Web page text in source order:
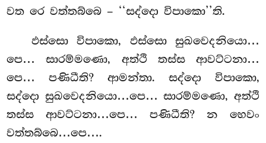
වත රෙ වත්තබ්බෙ – ‘‘සද්දො විපාකො’’ති.
ඵස්සො විපාකො, ඵස්සො සුඛවෙදනියො…
පෙ… සාරම්මණො, අත්ථි තස්ස ආවට්ටනා…
පෙ… පණිධීති? ආමන්තා. සද්දො විපාකො,
සද්දො සුඛවෙදනියො…පෙ… සාරම්මණො, අත්ථි
තස්ස ආවට්ටනා…පෙ… පණිධීති? න හෙවං
වත්තබ්බෙ…පෙ….